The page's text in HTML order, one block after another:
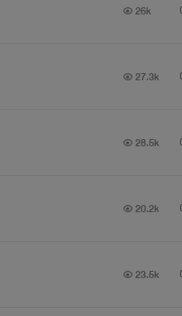
26k
27.3k
28.5k
20.2k
23.5k